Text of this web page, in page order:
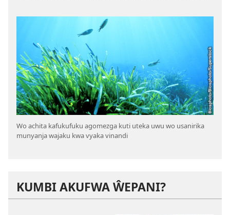
Wo achita kafukufuku agomezga kuti uteka uwu wo usanirika
munyanja wajaku kwa vyaka vinandi
KUMBI AKUFWA ŴEPANI?